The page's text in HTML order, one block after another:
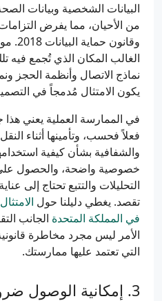
البيانات الشخصية وبيانات
الغالب المكان الذي تُجمع فيه
نماذج الاتصال وأنظمة الحجز
يكون الامتثال مُدمجاً في
في الممارسة العملية يعني هذا
فعلاً فحسب، وتأمينها أثناء
والشفافية بشأن كيفية
خصوصية واضحة، والحصول
التحليلات والتتبع تحتاج إلى
تقصد. يغطي دليلنا حول
في المملكة المتحدة الجانب
الأمر ليس مجرد مخاطرة
التي تعتمد عليها ممارستك.
إمكانية الوصول